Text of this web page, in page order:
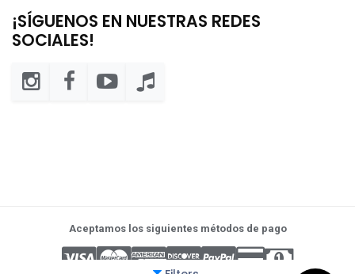
¡SÍGUENOS EN NUESTRAS REDES
SOCIALES!
Aceptamos los siguientes métodos de pago